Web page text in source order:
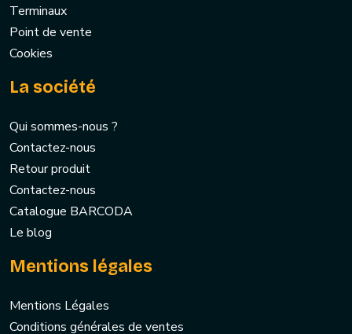
Terminaux
Point de vente
Cookies
La société
Qui sommes-nous ?
Contactez-nous
Retour produit
Contactez-nous
Catalogue BARCODA
Le blog
Mentions légales
Mentions Légales
Conditions générales de ventes